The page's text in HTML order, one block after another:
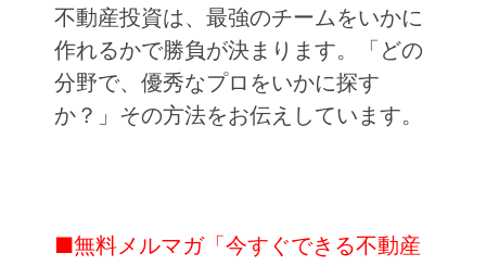
不動産投資は、最強のチームをいかに
作れるかで勝負が決まります。「どの
分野で、優秀なプロをいかに探す
か？」その方法をお伝えしています。
■無料メルマガ「今すぐできる不動産